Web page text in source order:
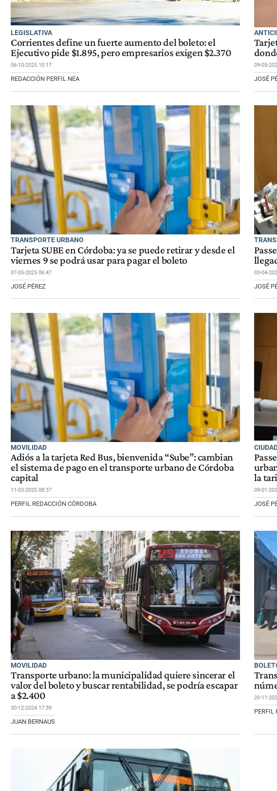
LEGISLATIVA
Corrientes define un fuerte aumento del boleto: el
Ejecutivo pide $1.895, pero empresarios exigen $2.370
06-10-2025 10:17
REDACCIÓN PERFIL NEA
09-05-
JOSÉ
TRANSPORTE URBANO
Tarjeta SUBE en Córdoba: ya se puede retirar y desde el
viernes 9 se podrá usar para pagar el boleto
07-05-2025 06:47
JOSÉ PÉREZ
03-04-
JOSÉ
MOVILIDAD
Adiós a la tarjeta Red Bus, bienvenida “Sube”: cambian
el sistema de pago en el transporte urbano de Córdoba
capital
11-03-2025 08:37
PERFIL REDACCIÓN CÓRDOBA
la
09-01-
JOSÉ
MOVILIDAD
Transporte urbano: la municipalidad quiere sincerar el
valor del boleto y buscar rentabilidad, se podría escapar
a $2.400
30-12-2024 17:39
JUAN BERNAUS
20-11-
PERFIL